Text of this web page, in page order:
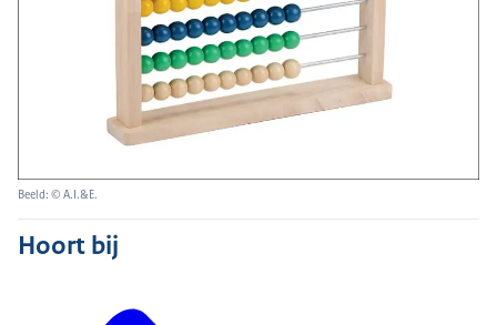
Beeld: © A.I.&E.
Hoort bij